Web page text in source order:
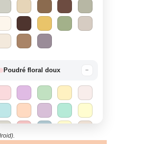
Poudré floral doux −